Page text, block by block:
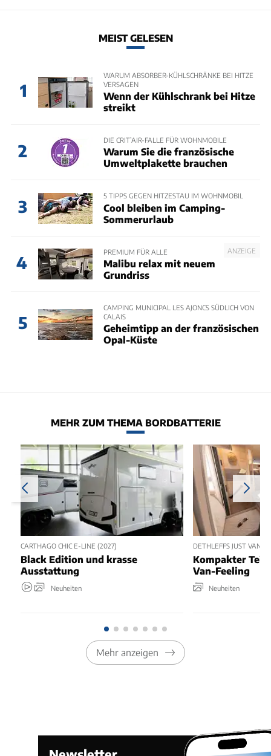
MEIST GELESEN
1
WARUM ABSORBER-KÜHLSCHRÄNKE BEI HITZE
VERSAGEN
Wenn der Kühlschrank bei Hitze
streikt
2
DIE CRIT’AIR-FALLE FÜR WOHNMOBILE
Warum Sie die französische
Umweltplakette brauchen
3
5 TIPPS GEGEN HITZESTAU IM WOHNMOBIL
Cool bleiben im Camping-
Sommerurlaub
4
ANZEIGE
PREMIUM FÜR ALLE
Malibu relax mit neuem
Grundriss
5
CAMPING MUNICIPAL LES AJONCS SÜDLICH VON
CALAIS
Geheimtipp an der französischen
Opal-Küste
MEHR ZUM THEMA BORDBATTERIE
CARTHAGO CHIC E-LINE (2027)
Black Edition und krasse
Ausstattung
Neuheiten
DETHLEFFS JUST VAN
Kompakter
Van-Feeling
Neuheiten
Mehr anzeigen